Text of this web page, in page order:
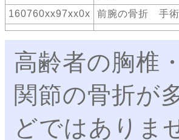
160760xx97xx0x
前腕の骨折 手
高齢者の胸椎
関節の骨折が
どではありま